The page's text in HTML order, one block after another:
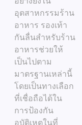
อุตสาหกรรมร้าน
อาหาร รองเท้า
กันลื่นสำหรับร้าน
อาหารช่วยให้
เป็นไปตาม
มาตรฐานเหล่านี้
โดยเป็นทางเลือก
ที่เชื่อถือได้ใน
การป้องกัน
อุบัติเหตุในที่